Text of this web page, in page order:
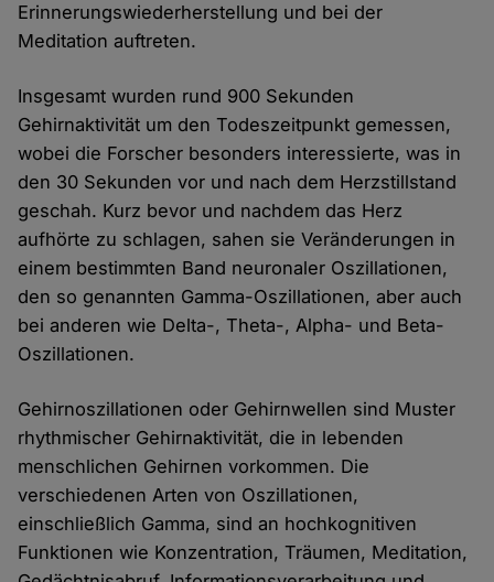
Erinnerungswiederherstellung und bei der
Meditation auftreten.
Insgesamt wurden rund 900 Sekunden
Gehirnaktivität um den Todeszeitpunkt gemessen,
wobei die Forscher besonders interessierte, was in
den 30 Sekunden vor und nach dem Herzstillstand
geschah. Kurz bevor und nachdem das Herz
aufhörte zu schlagen, sahen sie Veränderungen in
einem bestimmten Band neuronaler Oszillationen,
den so genannten Gamma-Oszillationen, aber auch
bei anderen wie Delta-, Theta-, Alpha- und Beta-
Oszillationen.
Gehirnoszillationen oder Gehirnwellen sind Muster
rhythmischer Gehirnaktivität, die in lebenden
menschlichen Gehirnen vorkommen. Die
verschiedenen Arten von Oszillationen,
einschließlich Gamma, sind an hochkognitiven
Funktionen wie Konzentration, Träumen, Meditation,